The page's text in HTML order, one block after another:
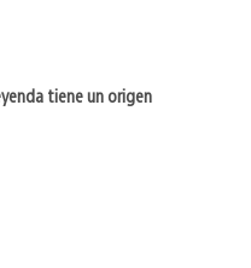
tiene un origen